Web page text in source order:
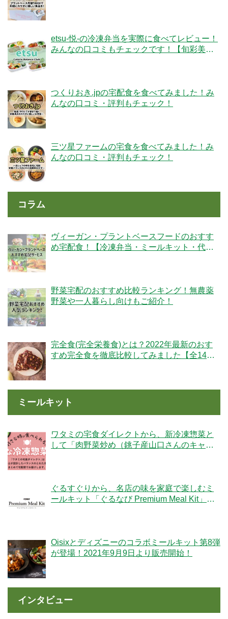
etsu-悦-の冷凍弁当を実際に食べてレビュー！
みんなの口コミもチェックです！【旬彩美
つくりおき.jpの宅配食を食べてみました！み
んなの口コミ・評判もチェック！
三ツ星ファームの宅食を食べてみました！み
んなの口コミ・評判もチェック！
コラム
ヴィーガン・プラントベースフードのおすす
め宅配食！【冷凍弁当・ミールキット・代替
野菜宅配のおすすめ比較ランキング！無農薬
野菜や一人暮らし向けもご紹介！
完全食(完全栄養食)とは？2022年最新のおす
すめ完全食を徹底比較してみました【全14
ミールキット
ワタミの宅食ダイレクトから、新冷凍惣菜と
して「肉野菜炒め（銚子産山口さんのキャベ
ぐるすぐりから、名店の味を家庭で楽しむミ
ールキット「ぐるなび Premium Meal Kit」シ
Oisixとディズニーのコラボミールキット第8弾
が登場！2021年9月9日より販売開始！
インタビュー